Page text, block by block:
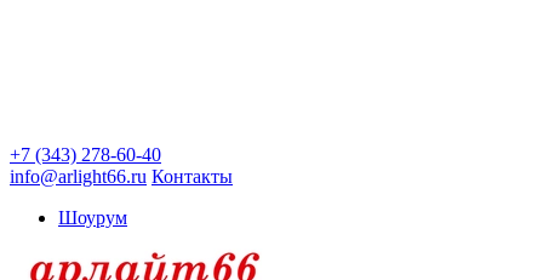
+7 (343) 278-60-40
info@arlight66.ru Контакты
Шоурум